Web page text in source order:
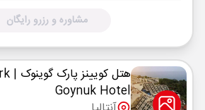
مشاوره و رزرو رایگان
هتل کویینز پارک گوینوک
Goynuk Hotel